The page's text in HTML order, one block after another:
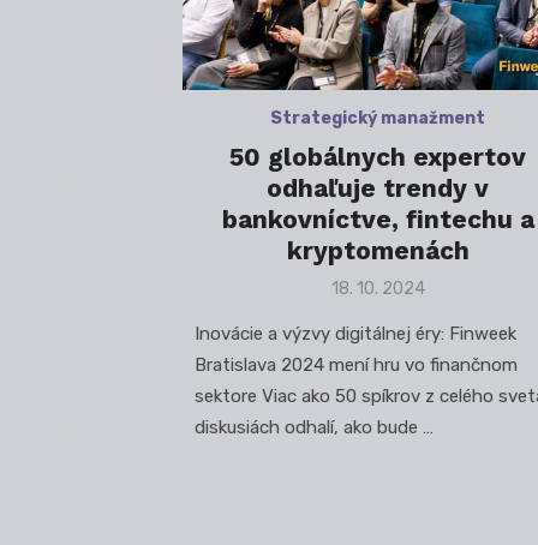
Strategický manažment
50 globálnych expertov
odhaľuje trendy v
bankovníctve, fintechu a
kryptomenách
Posted
18. 10. 2024
Inovácie a výzvy digitálnej éry: Finweek
Bratislava 2024 mení hru vo finančnom
sektore Viac ako 50 spíkrov z celého
diskusiách odhalí, ako bude …